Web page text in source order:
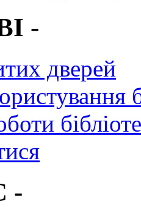
-
дверей
-